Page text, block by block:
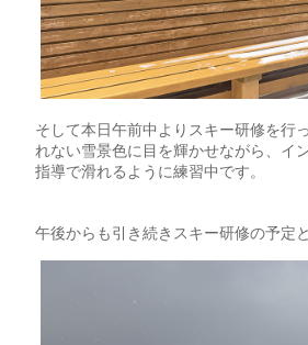
そして本日午前中よりスキー研修を行
れない雪景色に目を輝かせながら、イ
指導で滑れるように練習中です。
午後からも引き続きスキー研修の予定